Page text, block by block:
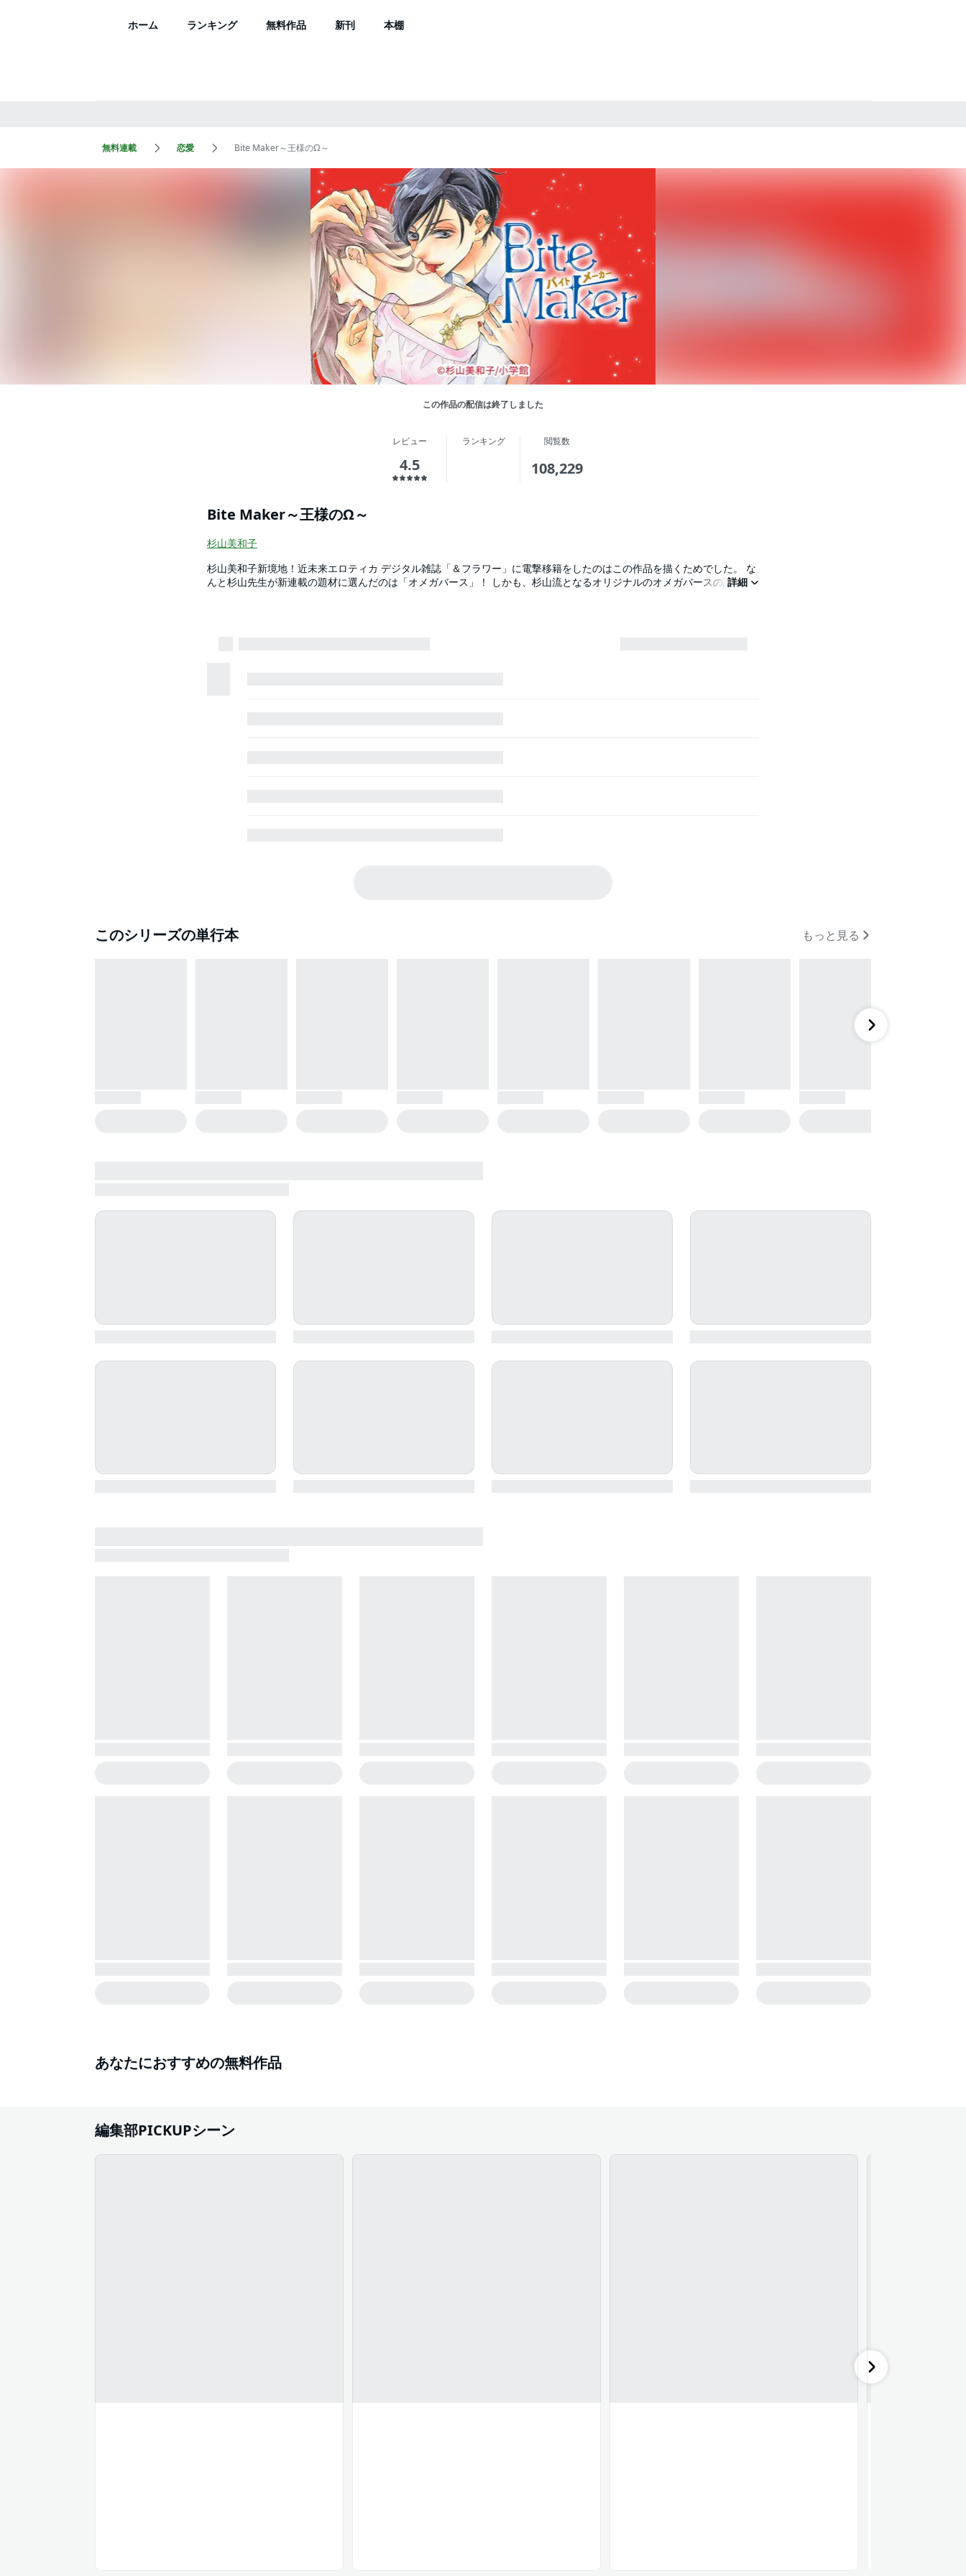
ホーム ランキング 無料作品 新刊 本棚
無料連載 恋愛 Bite Maker～王様のΩ～
この作品の配信は終了しました
レビュー ランキング 閲覧数
4.5 108,229
Bite Maker～王様のΩ～
杉山美和子
杉山美和子新境地！近未来エロティカ デジタル雑誌「＆フラワー」に電撃移籍をしたのはこの作品を描くためでした。 な
んと杉山先生が新連載の題材に選んだのは「オメガバース」！ しかも、杉山流となるオリジナルのオメガバースの設定は
詳細
このシリーズの単行本 もっと見る
あなたにおすすめの無料作品
編集部PICKUPシーン